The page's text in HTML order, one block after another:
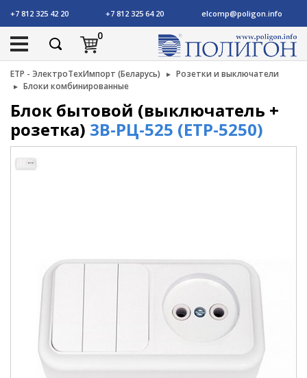
+7 812 325 42 20 +7 812 325 64 20 elcomp@poligon.info
0
ETP - ЭлектроТехИмпорт (Беларусь)
Розетки и выключатели
Блоки комбинированные
Блок бытовой (выключатель +
розетка) 3В-РЦ-525 (ETP-5250)